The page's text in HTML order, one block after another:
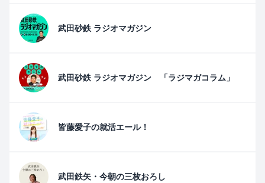
武田砂鉄 ラジオマガジン
武田砂鉄 ラジオマガジン 「ラジマガコラム」
皆藤愛子の就活エール！
武田鉄矢・今朝の三枚おろし